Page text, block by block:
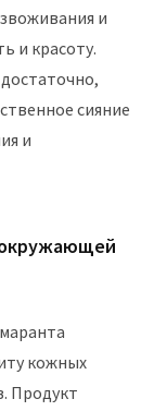
и
и красоту.
сияние
и
кожных
Продукт